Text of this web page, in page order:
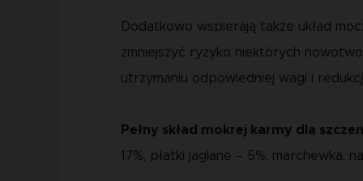
Dodatkowo wspierają także układ
zmniejszyć ryzyko niektórych
utrzymaniu odpowiedniej wagi i
Pełny skład mokrej karmy dla
17%, płatki jaglane – 5%, marchewka,